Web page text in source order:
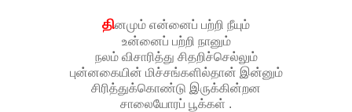
தினமும் என்னைப் பற்றி நீயும்
உன்னைப் பற்றி நானும்
நலம் விசாரித்து சிதறிச்செல்லும்
புன்னகையின் மிச்சங்களில்தான் இன்னும்
சிரித்துக்கொண்டு இருக்கின்றன
சாலையோரப் பூக்கள் .